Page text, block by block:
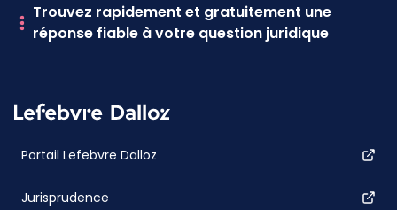
Trouvez rapidement et gratuitement une
réponse fiable à votre question juridique
Portail Lefebvre Dalloz
Jurisprudence